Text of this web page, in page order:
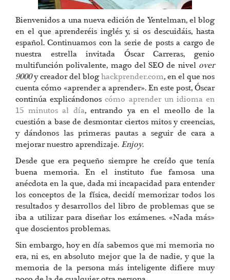
Bienvenidos a una nueva edición de Yentelman, el blog
en el que aprenderéis inglés y, si os descuidáis, hasta
español. Continuamos con la serie de posts a cargo de
nuestra estrella invitada Óscar Carreras, genio
multifunción polivalente, mago del SEO de nivel over
9000y creador del bloghackprender.com, en el que nos
cuenta cómo «aprender a aprender». En este post, Óscar
continúa explicándonoscómo aprender un idioma en
15 minutos al día, entrando ya en el meollo de la
cuestión a base de desmontar ciertos mitos y creencias,
y dándonos las primeras pautas a seguir de cara a
mejorar nuestro aprendizaje.Enjoy.
Desde que era pequeño siempre he creído que tenía
buena memoria. En el instituto fue famosa una
anécdota en la que, dada mi incapacidad para entender
los conceptos de la física, decidí memorizar todos los
resultados y desarrollos del libro de problemas que se
iba a utilizar para diseñar los exámenes. «Nada más»
que doscientos problemas.
Sin embargo, hoy en día sabemos que mi memoria no
era, ni es, en absoluto mejor que la de nadie, y que la
memoria de la persona más inteligente difiere muy